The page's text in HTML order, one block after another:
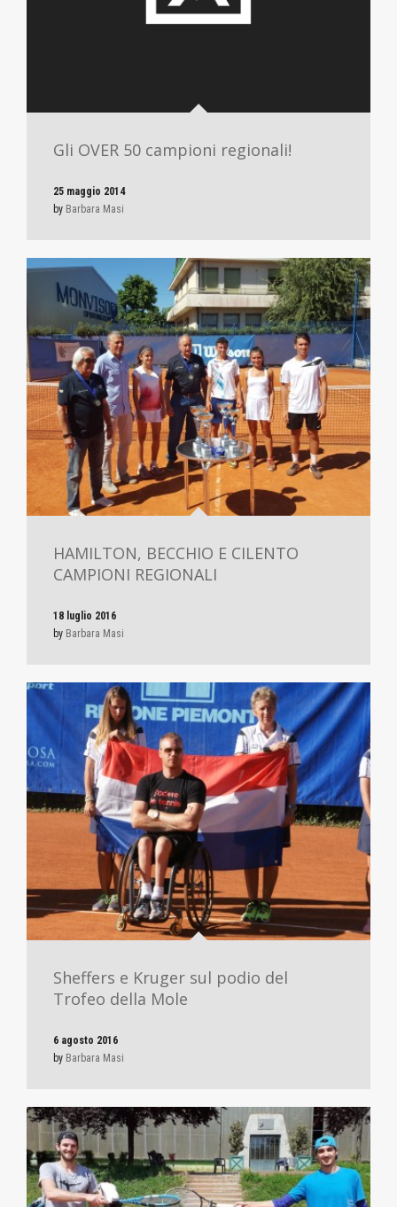
Gli OVER 50 campioni regionali!
25 maggio 2014
by Barbara Masi
HAMILTON, BECCHIO E CILENTO
CAMPIONI REGIONALI
18 luglio 2016
by Barbara Masi
Sheffers e Kruger sul podio del
Trofeo della Mole
6 agosto 2016
by Barbara Masi